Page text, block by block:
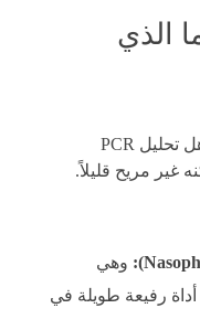
الذي
واحدة من أكثر الأسئلة شيوعًا هي: “هل تحليل PCR
غير مريح قليلاً.
وهي
أداة رفيعة طويلة في